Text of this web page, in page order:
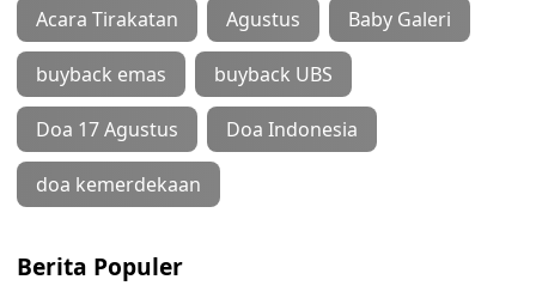
Acara Tirakatan Agustus Baby Galeri
buyback emas buyback UBS
Doa 17 Agustus Doa Indonesia
doa kemerdekaan
Berita Populer